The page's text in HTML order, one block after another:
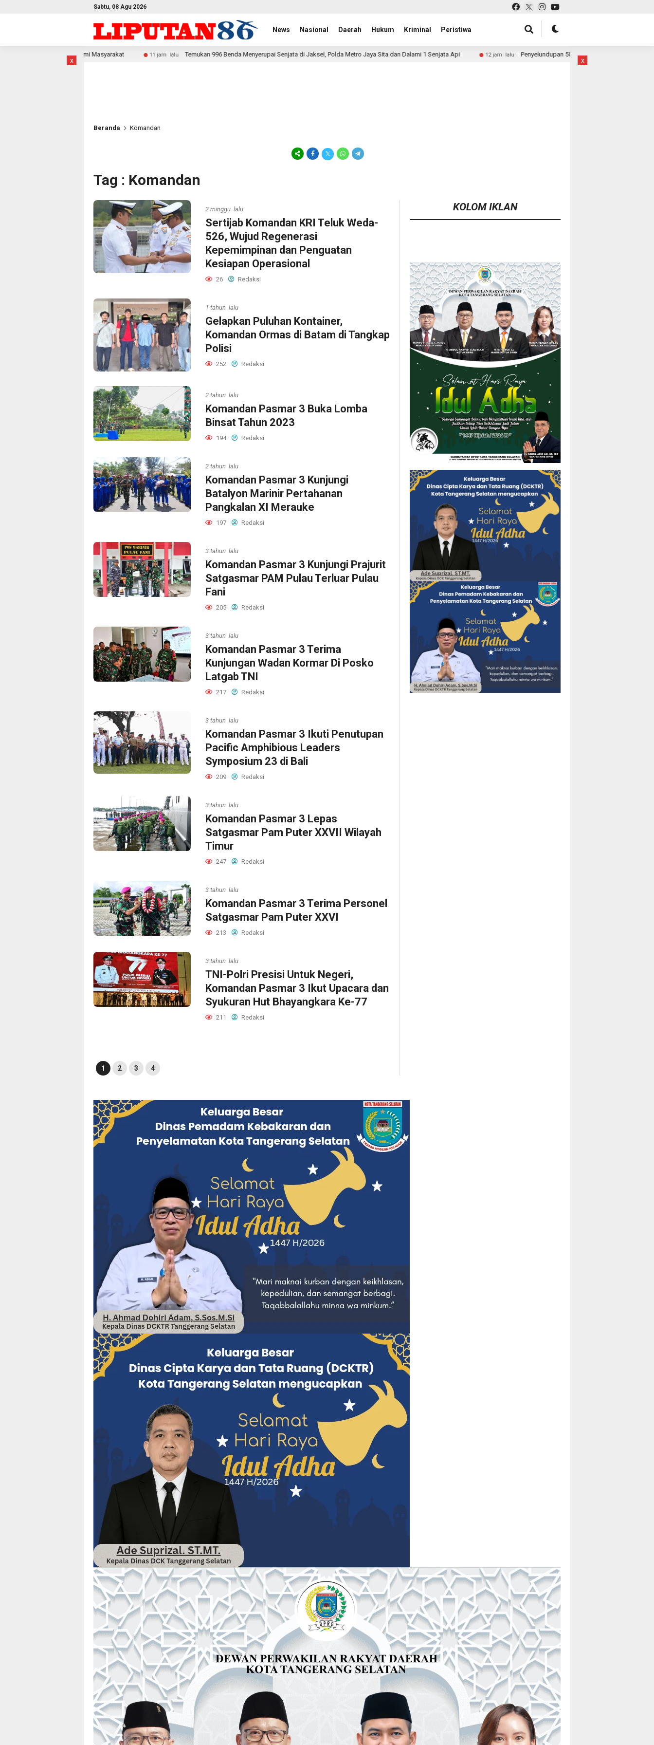
Sabtu, 08 Agu 2026
News Nasional Daerah Hukum Kriminal Peristiwa
x
11 jam lalu Temukan 996 Benda Menyerupai Senjata di Jaksel, Polda Metro Jaya Sita dan Dalami 1 Senjata Api 12 jam lalu Penyelundupan 50 Ton Pasir Timah ke Malaysia Dibongkar, Bareskrim Buru
Beranda Komandan
Tag : Komandan
2 minggu lalu
Sertijab Komandan KRI Teluk Weda-
526, Wujud Regenerasi
Kepemimpinan dan Penguatan
Kesiapan Operasional
26 Redaksi
1 tahun lalu
Gelapkan Puluhan Kontainer,
Komandan Ormas di Batam di Tangkap
Polisi
252 Redaksi
2 tahun lalu
Komandan Pasmar 3 Buka Lomba
Binsat Tahun 2023
194 Redaksi
2 tahun lalu
Komandan Pasmar 3 Kunjungi
Batalyon Marinir Pertahanan
Pangkalan XI Merauke
197 Redaksi
3 tahun lalu
Komandan Pasmar 3 Kunjungi Prajurit
Satgasmar PAM Pulau Terluar Pulau
Fani
205 Redaksi
3 tahun lalu
Komandan Pasmar 3 Terima
Kunjungan Wadan Kormar Di Posko
Latgab TNI
217 Redaksi
3 tahun lalu
Komandan Pasmar 3 Ikuti Penutupan
Pacific Amphibious Leaders
Symposium 23 di Bali
209 Redaksi
3 tahun lalu
Komandan Pasmar 3 Lepas
Satgasmar Pam Puter XXVII Wilayah
Timur
247 Redaksi
3 tahun lalu
Komandan Pasmar 3 Terima Personel
Satgasmar Pam Puter XXVI
213 Redaksi
3 tahun lalu
TNI-Polri Presisi Untuk Negeri,
Komandan Pasmar 3 Ikut Upacara dan
Syukuran Hut Bhayangkara Ke-77
211 Redaksi
1 2 3 4
KOLOM IKLAN
x